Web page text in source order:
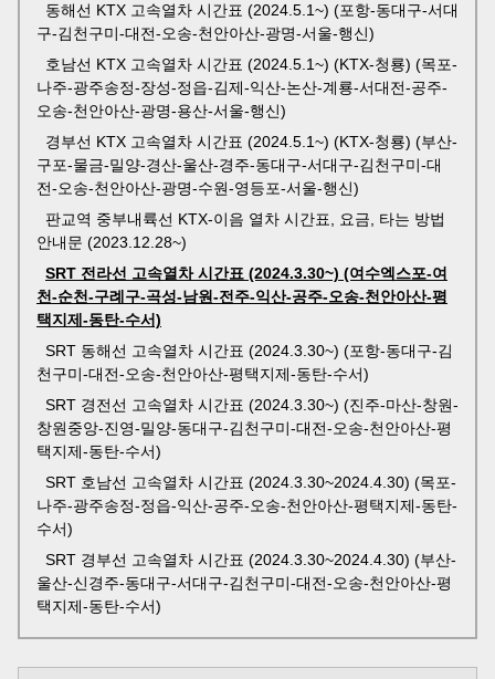
동해선 KTX 고속열차 시간표 (2024.5.1~) (포항-동대구-서대
구-김천구미-대전-오송-천안아산-광명-서울-행신)
호남선 KTX 고속열차 시간표 (2024.5.1~) (KTX-청룡) (목포-
나주-광주송정-장성-정읍-김제-익산-논산-계룡-서대전-공주-
오송-천안아산-광명-용산-서울-행신)
경부선 KTX 고속열차 시간표 (2024.5.1~) (KTX-청룡) (부산-
구포-물금-밀양-경산-울산-경주-동대구-서대구-김천구미-대
전-오송-천안아산-광명-수원-영등포-서울-행신)
판교역 중부내륙선 KTX-이음 열차 시간표, 요금, 타는 방법
안내문 (2023.12.28~)
SRT 전라선 고속열차 시간표 (2024.3.30~) (여수엑스포-여
천-순천-구례구-곡성-남원-전주-익산-공주-오송-천안아산-평
택지제-동탄-수서)
SRT 동해선 고속열차 시간표 (2024.3.30~) (포항-동대구-김
천구미-대전-오송-천안아산-평택지제-동탄-수서)
SRT 경전선 고속열차 시간표 (2024.3.30~) (진주-마산-창원-
창원중앙-진영-밀양-동대구-김천구미-대전-오송-천안아산-평
택지제-동탄-수서)
SRT 호남선 고속열차 시간표 (2024.3.30~2024.4.30) (목포-
나주-광주송정-정읍-익산-공주-오송-천안아산-평택지제-동탄-
수서)
SRT 경부선 고속열차 시간표 (2024.3.30~2024.4.30) (부산-
울산-신경주-동대구-서대구-김천구미-대전-오송-천안아산-평
택지제-동탄-수서)